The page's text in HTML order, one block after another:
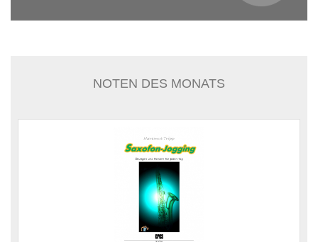
NOTEN DES MONATS